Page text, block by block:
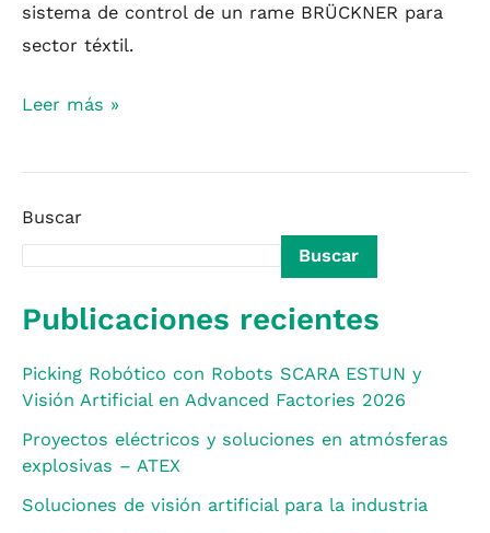
sistema de control de un rame BRÜCKNER para
sector téxtil.
Leer más »
Buscar
Buscar
Publicaciones recientes
Picking Robótico con Robots SCARA ESTUN y
Visión Artificial en Advanced Factories 2026
Proyectos eléctricos y soluciones en atmósferas
explosivas – ATEX
Soluciones de visión artificial para la industria